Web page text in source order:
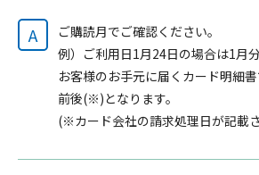
A
ご購読月でご確認ください。
例）ご利用日1月24日の場合は1月分
お客様のお手元に届くカード明細
前後(※)となります。
(※カード会社の請求処理日が記載